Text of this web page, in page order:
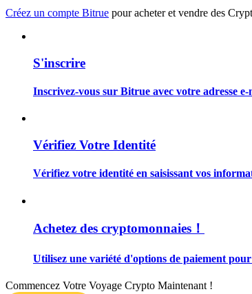
Information
Créez un compte Bitrue pour acheter et vendre des
S'inscrire
Inscrivez-vous sur Bitrue avec votre adresse e-
Vérifiez Votre Identité
Vérifiez votre identité en saisissant vos
Achetez des cryptomonnaies！
Utilisez une variété d'options de paiement
Commencez Votre Voyage Crypto Maintenant !